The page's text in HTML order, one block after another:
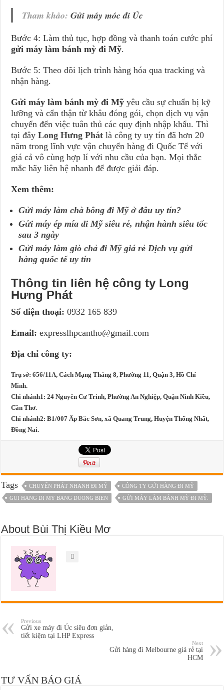
Tham khảo:Gửi máy móc đi Úc
Bước 4: Làm thủ tục, hợp đồng và thanh toán cước phí
gửi máy làm bánh mỳ đi Mỹ.
Bước 5: Theo dõi lịch trình hàng hóa qua tracking và
nhận hàng.
Gửi máy làm bánh mỳ đi Mỹ yêu cầu sự chuẩn bị kỹ
lưỡng và cẩn thận từ khâu đóng gói, chọn dịch vụ vận
chuyển đến việc tuân thủ các quy định nhập khẩu. Thì
tại đâyLong Hưng Phát là công ty uy tín đã hơn 20
năm trong lĩnh vực vận chuyển hàng đi Quốc Tế với
giá cả vô cùng hợp lí với nhu cầu của bạn. Mọi thắc
mắc hãy liên hệ nhanh để được giải đáp.
Xem thêm:
Gửi máy làm chà bông đi Mỹ ở đâu uy tín?
Gửi máy ép mía đi Mỹ siêu rẻ, nhận hành siêu tốc
sau 3 ngày
Gửi máy làm giò chả đi Mỹ giá rẻ Dịch vụ gửi
hàng quốc tế uy tín
Thông tin liên hệ công ty Long
Hưng Phát
Số điện thoại: 0932 165 839
Email: expresslhpcantho@gmail.com
Địa chỉ công ty:
Trụ sở: 656/11A, Cách Mạng Tháng 8, Phường 11, Quận 3, Hồ Chí
Minh.
Chi nhánh1: 24 Nguyễn Cư Trinh, Phường An Nghiệp, Quận Ninh Kiều,
Cần Thơ.
Chi nhánh2: B1/007 Ấp Bắc Sơn, xã Quang Trung, Huyện Thống Nhất,
Đồng Nai.
Tags CHUYỂN PHÁT NHANH ĐI MỸ
CÔNG TY GỬI HÀNG ĐI MỸ
GUI HANG DI MY BANG DUONG BIEN
GỬI MÁY LÀM BÁNH MỲ ĐI MỸ.
About Bùi Thị Kiều Mơ
Previous
Gửi xe máy đi Úc siêu đơn giản,
tiết kiệm tại LHP Express
Next
Gửi hàng đi Melbourne giá rẻ tại
HCM
TƯ VẤN BÁO GIÁ